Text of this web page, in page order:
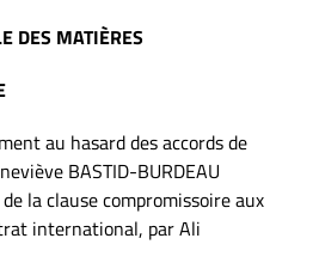
DES MATIÈRES
au hasard des accords de
BASTID-BURDEAU
la clause compromissoire aux
international, par Ali